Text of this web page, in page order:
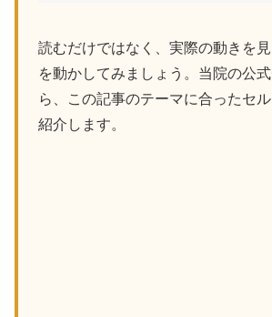
読むだけではなく、実際の動きを
を動かしてみましょう。当院の公
ら、この記事のテーマに合ったセ
紹介します。